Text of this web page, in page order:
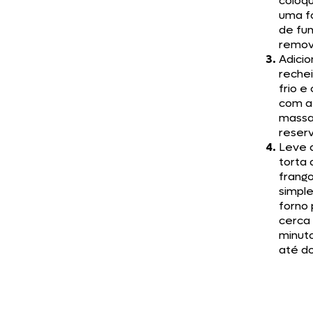
uma
de
frio e
com a
Leve
torta
forno
cerca
até